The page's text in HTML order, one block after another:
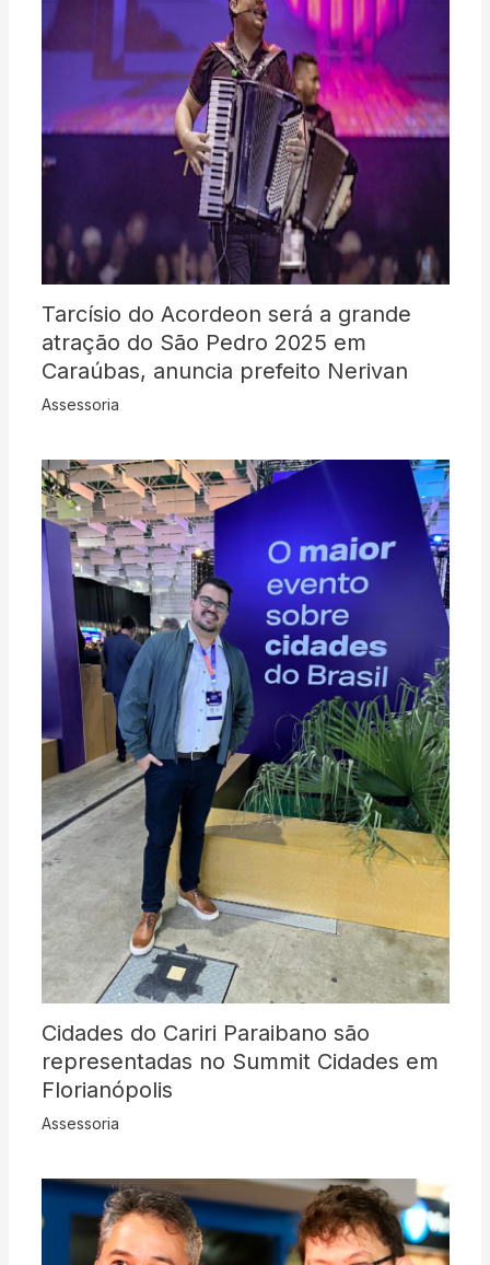
Tarcísio do Acordeon será a grande
atração do São Pedro 2025 em
Caraúbas, anuncia prefeito Nerivan
Assessoria
Cidades do Cariri Paraibano são
representadas no Summit Cidades em
Florianópolis
Assessoria